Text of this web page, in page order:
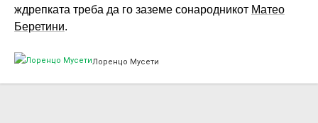
ждрепката треба да го заземе сонародникот Матео
Беретини.
Лоренцо Мусети